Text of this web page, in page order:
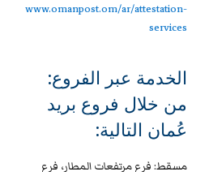
www.omanpost.om/ar/attestation-
services
الخدمة عبر الفروع:
من خلال فروع بريد
عُمان التالية:
مسقط: فرع مرتفعات المطار، فرع